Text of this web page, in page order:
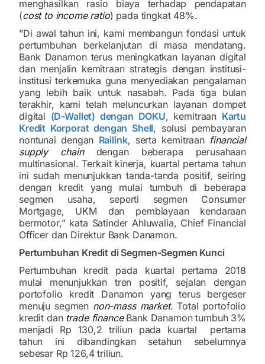
menghasilkan rasio biaya terhadap pendapatan
(cost to income ratio) pada tingkat 48%.
”Di awal tahun ini, kami membangun fondasi untuk
pertumbuhan berkelanjutan di masa mendatang.
Bank Danamon terus meningkatkan layanan digital
dan menjalin kemitraan strategis dengan institusi-
institusi terkemuka guna menyediakan pengalaman
yang lebih baik untuk nasabah. Pada tiga bulan
terakhir, kami telah meluncurkan layanan dompet
digital (D-Wallet) dengan DOKU, kemitraan Kartu
Kredit Korporat dengan Shell, solusi pembayaran
nontunai dengan Railink, serta kemitraan financial
supply chain dengan beberapa perusahaan
multinasional. Terkait kinerja, kuartal pertama tahun
ini sudah menunjukkan tanda-tanda positif, seiring
dengan kredit yang mulai tumbuh di beberapa
segmen usaha, seperti segmen Consumer
Mortgage, UKM dan pembiayaan kendaraan
bermotor,” kata Satinder Ahluwalia, Chief Financial
Officer dan Direktur Bank Danamon.
Pertumbuhan Kredit di Segmen-Segmen Kunci
Pertumbuhan kredit pada kuartal pertama 2018
mulai menunjukkan tren positif, sejalan dengan
portofolio kredit Danamon yang terus bergeser
menuju segmen non-mass market. Total portofolio
kredit dan trade finance Bank Danamon tumbuh 3%
menjadi Rp 130,2 triliun pada kuartal pertama
tahun ini dibandingkan setahun sebelumnya
sebesar Rp 126,4 triliun.